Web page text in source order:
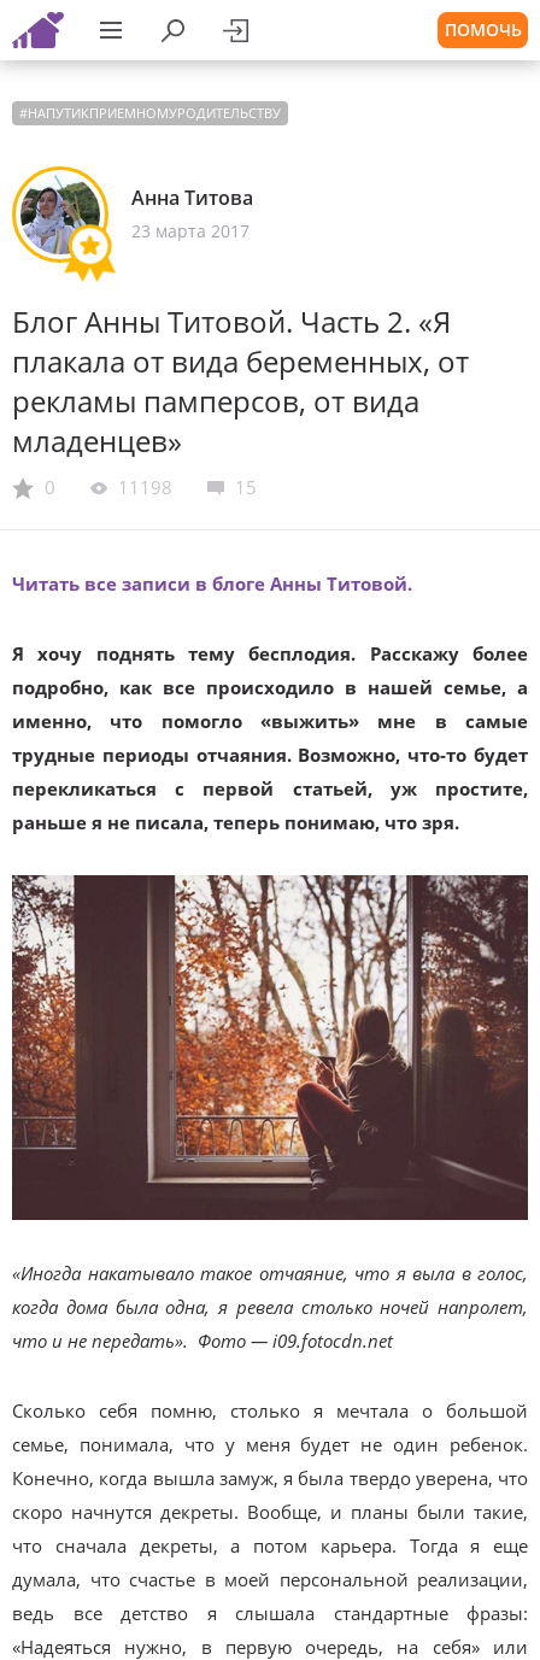
ПОМОЧЬ
#НАПУТИКПРИЕМНОМУРОДИТЕЛЬСТВУ
Анна Титова
23 марта 2017
Блог Анны Титовой. Часть 2. «Я
плакала от вида беременных, от
рекламы памперсов, от вида
младенцев»
0 11198 15
Читать все записи в блоге Анны Титовой.
Я хочу поднять тему бесплодия. Расскажу более
подробно, как все происходило в нашей семье, а
именно, что помогло «выжить» мне в самые
трудные периоды отчаяния. Возможно, что-то будет
перекликаться с первой статьей, уж простите,
раньше я не писала, теперь понимаю, что зря.
«Иногда накатывало такое отчаяние, что я выла в голос,
когда дома была одна, я ревела столько ночей напролет,
что и не передать». Фото — i09.fotocdn.net
Сколько себя помню, столько я мечтала о большой
семье, понимала, что у меня будет не один ребенок.
Конечно, когда вышла замуж, я была твердо уверена, что
скоро начнутся декреты. Вообще, и планы были такие,
что сначала декреты, а потом карьера. Тогда я еще
думала, что счастье в моей персональной реализации,
ведь все детство я слышала стандартные фразы:
«Надеяться нужно, в первую очередь, на себя» или